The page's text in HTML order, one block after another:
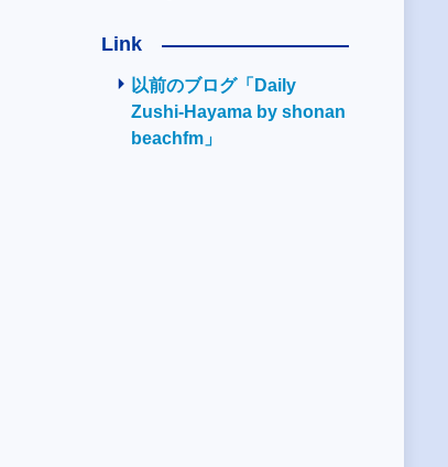
Link
以前のブログ「Daily
Zushi-Hayama by shonan
beachfm」